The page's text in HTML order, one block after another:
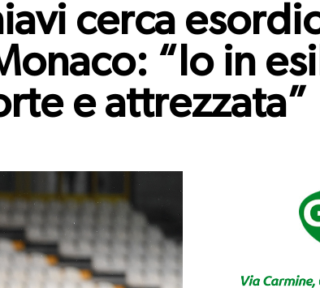
cerca
“Io in
e attrezzata”